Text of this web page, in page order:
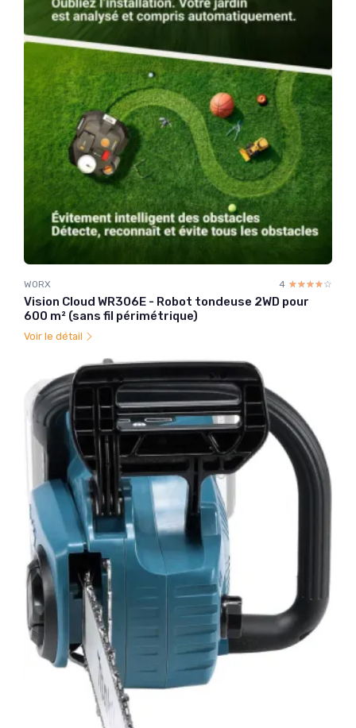
WORX 4 ☆☆☆☆☆
★★★★★
Vision Cloud WR306E - Robot tondeuse 2WD pour
600 m² (sans fil périmétrique)
Voir le détail